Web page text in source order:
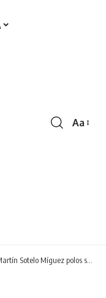
Aa
seus éxitos deportivos nesta temporada